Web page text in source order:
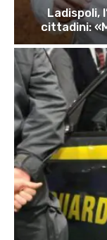
Ladispoli,
cittadini: